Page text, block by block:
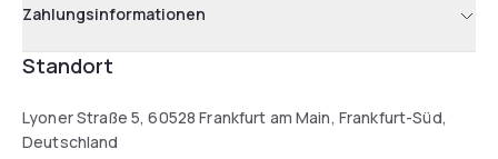
Zahlungsinformationen
Standort
Lyoner Straße 5, 60528 Frankfurt am Main, Frankfurt-Süd,
Deutschland